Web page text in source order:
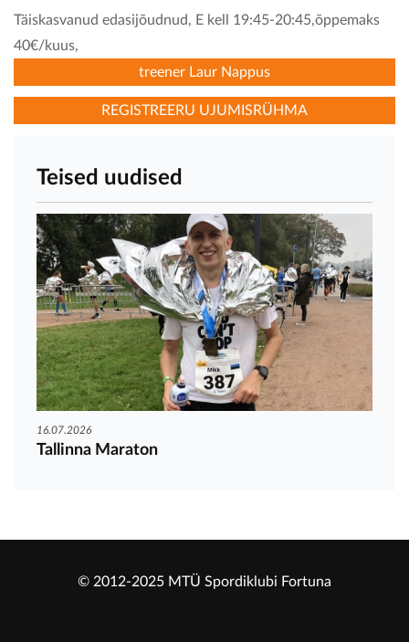
Täiskasvanud edasijõudnud, E kell 19:45-20:45,õppemaks
40€/kuus,
treener Laur Nappus
REGISTREERU UJUMISRÜHMA
Teised uudised
16.07.2026
Tallinna Maraton
© 2012-2025 MTÜ Spordiklubi Fortuna